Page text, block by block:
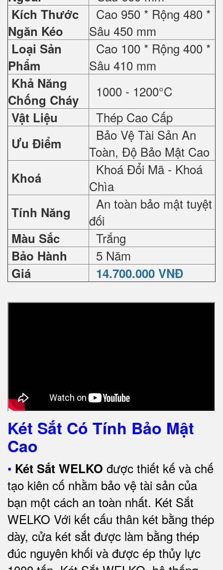
Kích Thước
Ngăn Kéo
Cao 950 * Rộng 480 *
Sâu 450 mm
Loại Sản
Phẩm
Cao 100 * Rộng 400 *
Sâu 410 mm
Khả Năng
Chống Cháy
1000 - 1200°C
Vật Liệu Thép Cao Cấp
Ưu Điểm
Bảo Vệ Tài Sản An
Toàn, Độ Bảo Mật Cao
Khoá
Khoá Đổi Mã - Khoá
Chìa
Tính Năng
An toàn bảo mật tuyệt
đối
Màu Sắc Trắng
Bảo Hành 5 Năm
Giá 14.700.000 VNĐ
Két Sắt Có Tính Bảo Mật
Cao
• Két Sắt WELKO được thiết kế và chế
tạo kiên cố nhằm bảo vệ tài sản của
bạn một cách an toàn nhất. Két Sắt
WELKO Với kết cấu thân két bằng thép
dày, cửa két sắt được làm bằng thép
đúc nguyên khối và được ép thủy lực